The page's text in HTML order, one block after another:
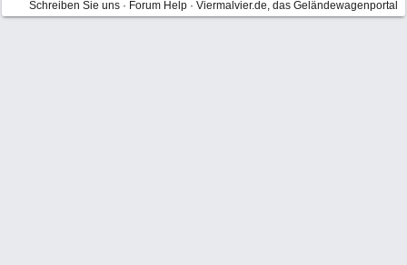
Schreiben Sie uns · Forum Help · Viermalvier.de, das Geländewagenportal